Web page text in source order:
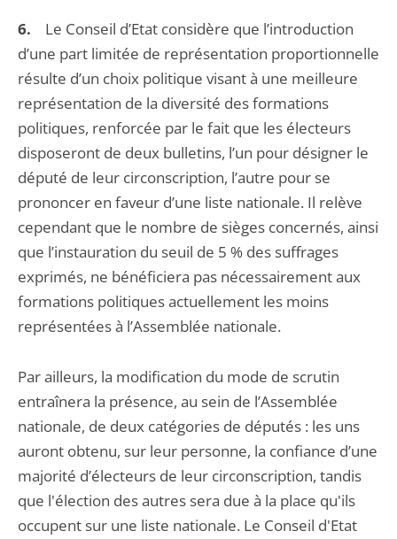
6. Le Conseil d’Etat considère que l’introduction
d’une part limitée de représentation proportionnelle
résulte d’un choix politique visant à une meilleure
représentation de la diversité des formations
politiques, renforcée par le fait que les électeurs
disposeront de deux bulletins, l’un pour désigner le
député de leur circonscription, l’autre pour se
prononcer en faveur d’une liste nationale. Il relève
cependant que le nombre de sièges concernés, ainsi
que l’instauration du seuil de 5 % des suffrages
exprimés, ne bénéficiera pas nécessairement aux
formations politiques actuellement les moins
représentées à l’Assemblée nationale.
Par ailleurs, la modification du mode de scrutin
entraînera la présence, au sein de l’Assemblée
nationale, de deux catégories de députés : les uns
auront obtenu, sur leur personne, la confiance d’une
majorité d’électeurs de leur circonscription, tandis
que l'élection des autres sera due à la place qu'ils
occupent sur une liste nationale. Le Conseil d'Etat